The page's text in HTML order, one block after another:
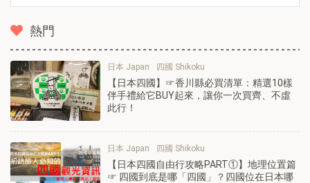
熱門
日本 Japan 四國 Shikoku
【日本四國】☞香川縣必買清單：精選10樣
伴手禮給它BUY起來，讓你一次買齊、不虛
此行！
日本 Japan 四國 Shikoku
【日本四國自由行攻略PART①】地理位置篇
☞ 四國到底是哪「四國」？四國位在日本哪